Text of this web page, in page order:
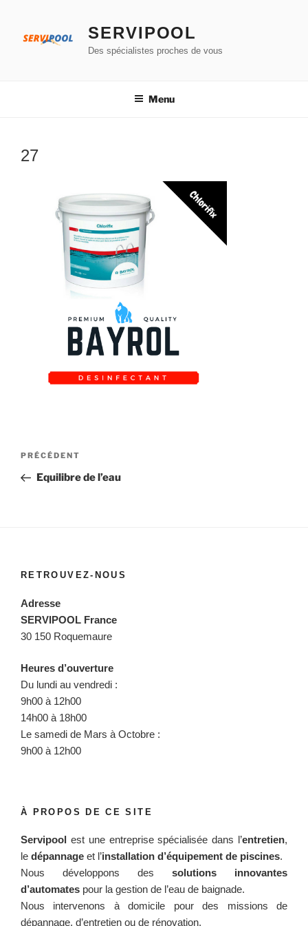
contenu
SERVIPOOL
Des spécialistes proches de vous
Menu
27
Navigation
l’article
Article
précédent
PRÉCÉDENT
Equilibre de l’eau
RETROUVEZ-NOUS
Adresse
SERVIPOOL France
30 150 Roquemaure
Heures d’ouverture
Du lundi au vendredi :
9h00 à 12h00
14h00 à 18h00
Le samedi de Mars à Octobre :
9h00 à 12h00
À PROPOS DE CE SITE
Servipool est une entreprise spécialisée dans l’entretien,
le dépannage et l’installation d’équipement de piscines.
Nous développons des solutions innovantes
d’automates pour la gestion de l’eau de baignade.
Nous intervenons à domicile pour des missions de
dépannage, d’entretien ou de rénovation.